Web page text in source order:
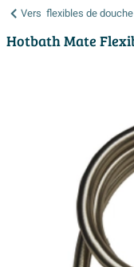
Vers flexibles de douche